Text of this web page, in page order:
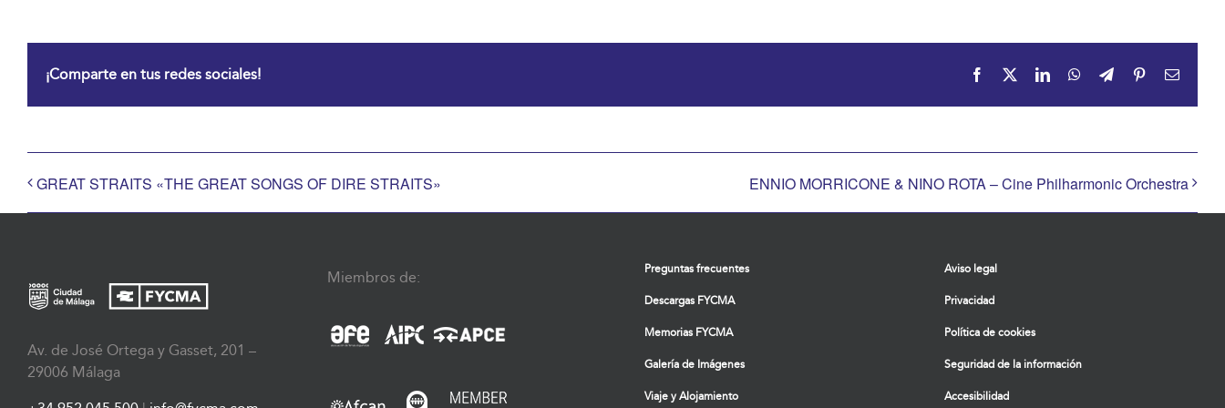
¡Comparte en tus redes sociales! Facebook LinkedInWhatsApp
TelegramPinterestCorreo
GREAT STRAITS «THE GREAT SONGS OF DIRE STRAITS» ENNIO MORRICONE & NINO ROTA – Cine Philharmonic Orchestra
Av. de José Ortega y Gasset, 201 –
29006 Málaga
Miembros de: Preguntas frecuentes
Descargas FYCMA
Memorias FYCMA
Galería de Imágenes
Viaje y Alojamiento
Aviso legal
Privacidad
Política de cookies
Seguridad de la información
Accesibilidad